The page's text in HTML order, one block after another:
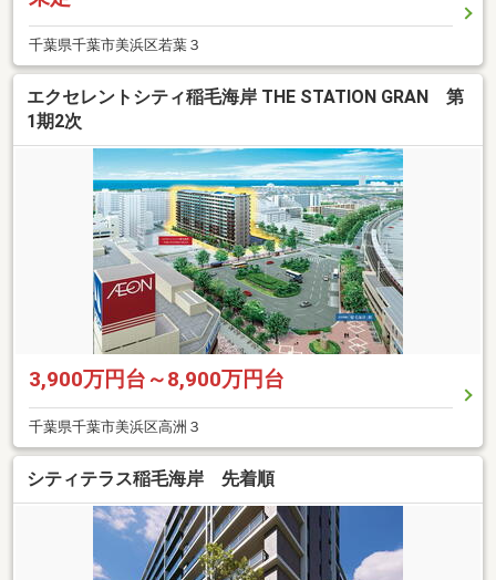
千葉県千葉市美浜区若葉３
エクセレントシティ稲毛海岸 THE STATION GRAN 第
1期2次
3,900万円台～8,900万円台
千葉県千葉市美浜区高洲３
シティテラス稲毛海岸 先着順